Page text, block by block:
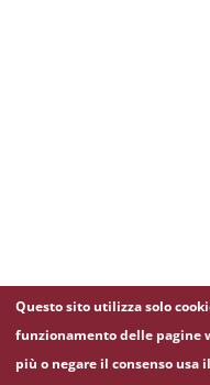
Questo sito utilizza solo
funzionamento delle pagine
più o negare il consenso